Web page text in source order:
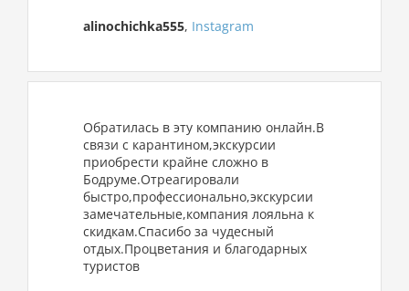
alinochichka555, Instagram
Обратилась в эту компанию онлайн.В
связи с карантином,экскурсии
приобрести крайне сложно в
Бодруме.Отреагировали
быстро,профессионально,экскурсии
замечательные,компания лояльна к
скидкам.Спасибо за чудесный
отдых.Процветания и благодарных
туристов